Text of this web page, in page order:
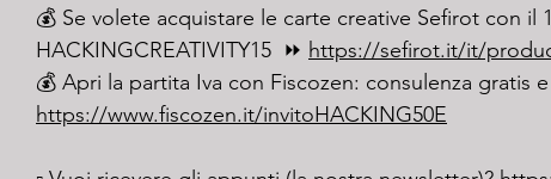
💰 Se volete acquistare le carte creative Sefirot con il
HACKINGCREATIVITY15  ⏩ https://sefirot.it/it/
💰 Apri la partita Iva con Fiscozen: consulenza gratis
https://www.fiscozen.it/invitoHACKING50E